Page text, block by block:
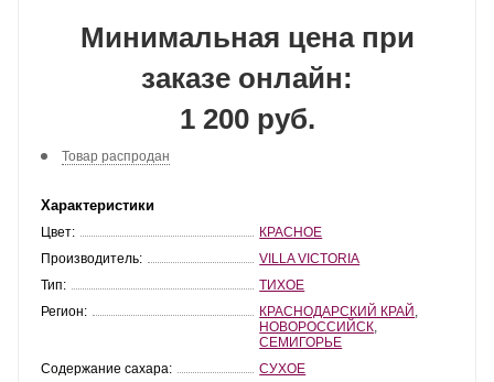
Минимальная цена при
заказе онлайн:
1 200 руб.
Товар распродан
Характеристики
Цвет:
КРАСНОЕ
Производитель:
VILLA VICTORIA
Тип:
ТИХОЕ
Регион:
КРАСНОДАРСКИЙ КРАЙ
НОВОРОССИЙСК
СЕМИГОРЬЕ
Содержание сахара:
СУХОЕ